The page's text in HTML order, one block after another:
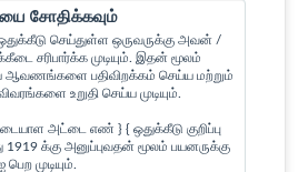
சோதிக்கவும்
செய்துள்ள ஒருவருக்கு அவன் /
சரிபார்க்க முடியும். இதன் மூலம்
ஆவணங்களை பதிவிறக்கம் செய்ய மற்றும்
உறுதி செய்ய முடியும்.
அட்டை எண் } { ஒதுக்கீடு குறிப்பு
க்கு அனுப்புவதன் மூலம் பயனருக்கு
முடியும்.